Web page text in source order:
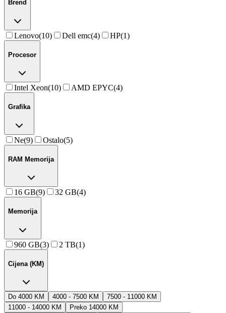
Brend
Lenovo(10) Dell emc(4) HP(1)
Procesor
Intel Xeon(10) AMD EPYC(4)
Grafika
Ne(9) Ostalo(5)
RAM Memorija
16 GB(9) 32 GB(4)
Memorija
960 GB(3) 2 TB(1)
Cijena (KM)
Do 4000 KM 4000 - 7500 KM
7500 - 11000 KM
11000 - 14000 KM
Preko 14000 KM